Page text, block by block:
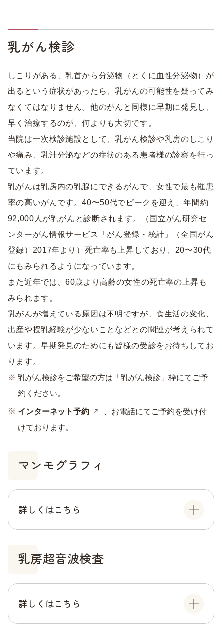
乳がん検診
しこりがある、乳首から分泌物（とくに血性分泌物）が
出るという症状があったら、乳がんの可能性を疑ってみ
なくてはなりません。他のがんと同様に早期に発見し、
早く治療するのが、何よりも大切です。
当院は一次検診施設として、乳がん検診や乳房のしこり
や痛み、乳汁分泌などの症状のある患者様の診察を行っ
ています。
乳がんは乳房内の乳腺にできるがんで、女性で最も罹患
率の高いがんです。40〜50代でピークを迎え、年間約
92,000人が乳がんと診断されます。（国立がん研究セ
ンターがん情報サービス「がん登録・統計」（全国がん
登録）2017年より）死亡率も上昇しており、20〜30代
にもみられるようになっています。
また近年では、60歳より高齢の女性の死亡率の上昇も
みられます。
乳がんが増えている原因は不明ですが、食生活の変化、
出産や授乳経験が少ないことなどとの関連が考えられて
います。早期発見のためにも皆様の受診をお待ちしてお
ります。
乳がん検診をご希望の方は「乳がん検診」枠にてご予
約ください。
インターネット予約
、お電話にてご予約を受け付
けております。
マンモグラフィ
詳しくはこちら
乳房超音波検査
詳しくはこちら